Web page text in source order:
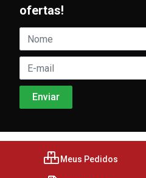
ofertas!
Meus Pedidos